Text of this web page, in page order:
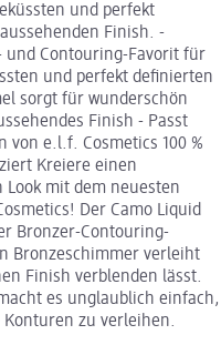
und perfekt
Finish. -
und Contouring-Favorit für
und perfekt definierten
sorgt für wunderschön
Finish - Passt
von e.l.f. Cosmetics 100 %
Kreiere einen
mit dem neuesten
Der Camo Liquid
Bronzer-Contouring-
Bronzeschimmer verleiht
Finish verblenden lässt.
es unglaublich einfach,
Konturen zu verleihen.